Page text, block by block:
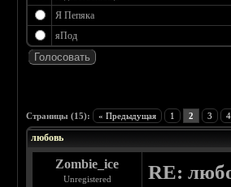
Я Пепяка
яПод
Страницы (15): « Предыдущая 1 2 3 4
любовь
Zombie_ice
Unregistered RE: